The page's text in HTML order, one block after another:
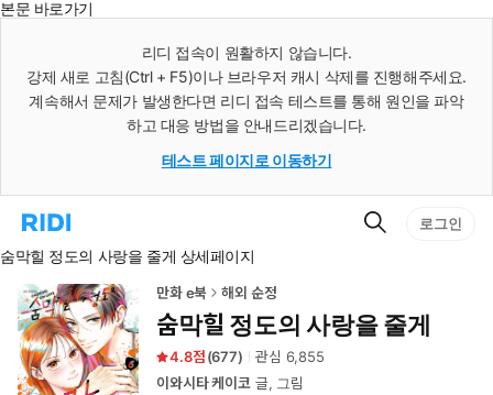
본문 바로가기
리디 접속이 원활하지 않습니다.
강제 새로 고침(Ctrl + F5)이나 브라우저 캐시 삭제를 진행해주세요.
계속해서 문제가 발생한다면 리디 접속 테스트를 통해 원인을 파악
하고 대응 방법을 안내드리겠습니다.
테스트 페이지로 이동하기
리
홈
로
이
동
검
로그인
숨막힐 정도의 사랑을 줄게 상세페이지
만화 e북 해외 순정
숨막힐 정도의 사랑을 줄게
4.8 (677) 관심 6,855
이와시타 케이코글, 그림